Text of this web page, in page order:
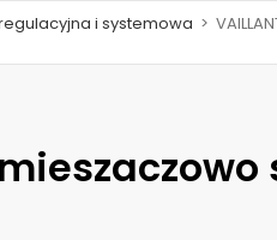
i systemowa >